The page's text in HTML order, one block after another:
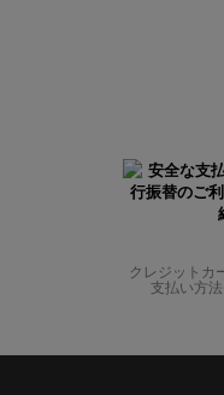
クレジットカ
支払い方